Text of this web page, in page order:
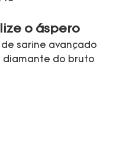
o áspero
de sarine avançado
diamante do bruto